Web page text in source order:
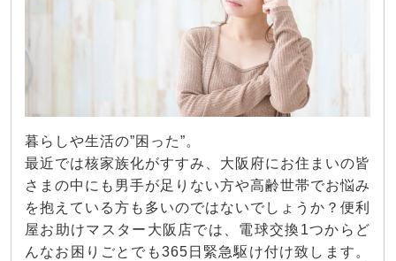
暮らしや生活の”困った”。
最近では核家族化がすすみ、大阪府にお住まいの皆
さまの中にも男手が足りない方や高齢世帯でお悩み
を抱えている方も多いのではないでしょうか？便利
屋お助けマスター大阪店では、電球交換1つからど
んなお困りごとでも365日緊急駆け付け致します。